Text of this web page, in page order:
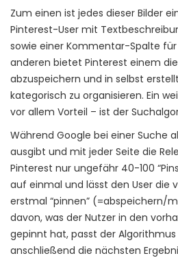
Zum einen ist jedes dieser Bilder
Pinterest-User mit
sowie einer Kommentar-Spalte für
anderen bietet Pinterest einem
abzuspeichern und in selbst
kategorisch zu organisieren. Ein
vor allem Vorteil – ist der
Während Google bei einer Suche
ausgibt und mit jeder Seite die
Pinterest nur ungefähr 40-100
auf einmal und lässt den User die
erstmal “pinnen” (=abspeichern/
davon, was der Nutzer in den
gepinnt hat, passt der
anschließend die nächsten